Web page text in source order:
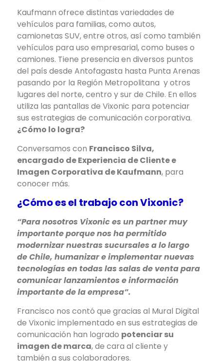
Kaufmann ofrece distintas variedades de
vehículos para familias, como autos,
camionetas SUV, entre otros, así como también
vehículos para uso empresarial, como buses o
camiones. Tiene presencia en diversos puntos
del país desde Antofagasta hasta Punta Arenas
pasando por la Región Metropolitana y otros
lugares del norte, centro y sur de Chile. En ellos
utiliza las pantallas de Vixonic para potenciar
sus estrategias de comunicación corporativa.
¿Cómo lo logra?
Conversamos con Francisco Silva,
encargado de Experiencia de Cliente e
Imagen Corporativa de Kaufmann, para
conocer más.
¿Cómo es el trabajo con Vixonic?
“Para nosotros Vixonic es un partner muy
importante porque nos ha permitido
modernizar nuestras sucursales a lo largo
de Chile, humanizar e implementar nuevas
tecnologías en todas las salas de venta para
comunicar lanzamientos e información
importante de la empresa”.
Francisco nos contó que gracias al Mural Digital
de Vixonic implementado en sus estrategias de
comunicación han logrado potenciar su
imagen de marca, de cara al cliente y
también a sus colaboradores.